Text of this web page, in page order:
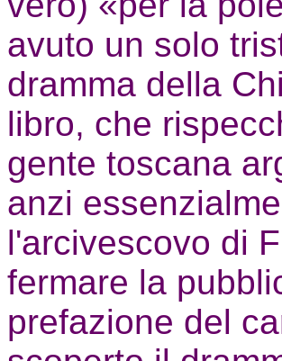
avuto un solo
dramma della
libro, che
gente toscana
anzi
l'arcivescovo di
fermare la
prefazione del